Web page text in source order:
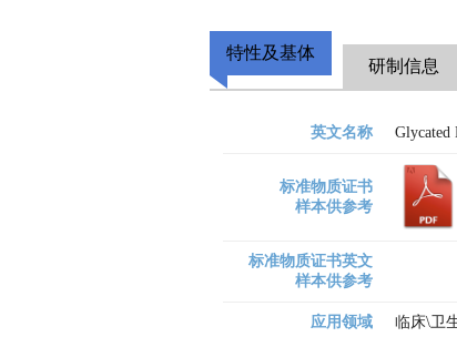
特性及基体
研制信息
英文名称 Glycated
标准物质证书
样本供参考
标准物质证书英文
样本供参考
应用领域 临床\卫